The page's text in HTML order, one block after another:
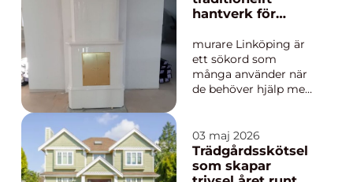
kontrollerat sätt.
noggrann planering,
rätt utrustning och
erfaren personal. ...
hantverk för
hus
murare Linköping är
ett sökord som
många använder när
de behöver hjälp med
i linköping arbetar
ofta i äldre hus med
lång historia, men
också i nyare villor
03 maj 2026
Trädgårdsskötsel
som skapar